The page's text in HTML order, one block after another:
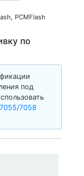
, PCMFlash
по
под
7058